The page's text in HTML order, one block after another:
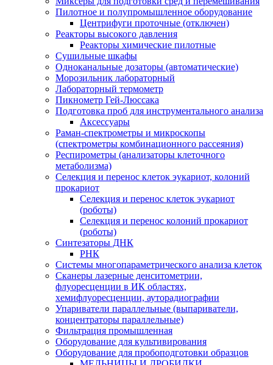
Пилотное и полупромышленное оборудование
Центрифуги проточные (отключен)
Реакторы высокого давления
Реакторы химические пилотные
Сушильные шкафы
Одноканальные дозаторы (автоматические)
Морозильник лабораторный
Лабораторный термометр
Пикнометр Гей-Люссака
Подготовка проб для инструментального анализа
Аксессуары
Раман-спектрометры и микроскопы
(спектрометры комбинационного рассеяния)
Респирометры (анализаторы клеточного
метаболизма)
Селекция и перенос клеток эукариот, колоний
прокариот
Селекция и перенос клеток эукариот
(роботы)
Селекция и перенос колоний прокариот
(роботы)
Синтезаторы ДНК
РНК
Системы многопараметрического анализа клеток
Сканеры лазерные денситометрии,
флуоресценции в ИК областях,
хемифлуоресценции, ауторадиографии
Упариватели параллельные (выпариватели,
концентраторы параллельные)
Фильтрация промышленная
Оборудование для культивирования
Оборудование для пробоподготовки образцов